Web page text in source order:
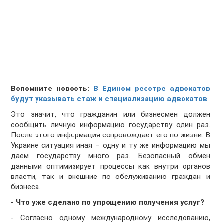
Вспомните новость: В Едином реестре адвокатов
будут указывать стаж и специализацию адвокатов
Это значит, что гражданин или бизнесмен должен
сообщить личную информацию государству один раз.
После этого информация сопровождает его по жизни. В
Украине ситуация иная – одну и ту же информацию мы
даем государству много раз. Безопасный обмен
данными оптимизирует процессы как внутри органов
власти, так и внешние по обслуживанию граждан и
бизнеса.
- Что уже сделано по упрощению получения услуг?
- Согласно одному международному исследованию,